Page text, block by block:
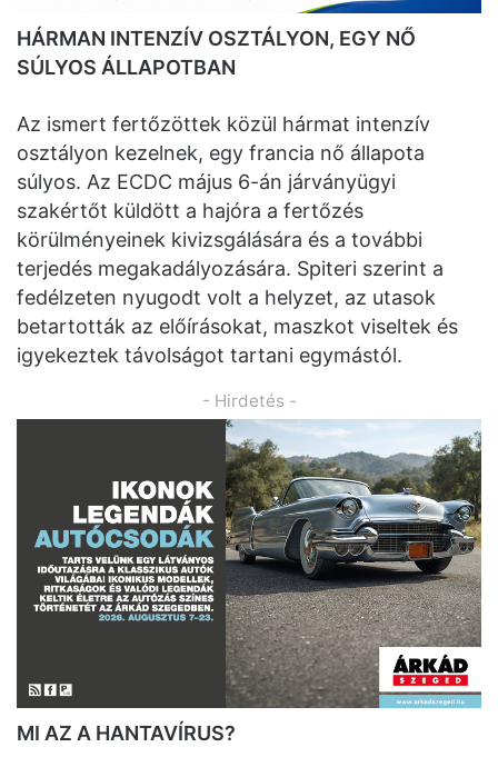
HÁRMAN INTENZÍV OSZTÁLYON, EGY NŐ
SÚLYOS ÁLLAPOTBAN
Az ismert fertőzöttek közül hármat intenzív
osztályon kezelnek, egy francia nő állapota
súlyos. Az ECDC május 6-án járványügyi
szakértőt küldött a hajóra a fertőzés
körülményeinek kivizsgálására és a további
terjedés megakadályozására. Spiteri szerint a
fedélzeten nyugodt volt a helyzet, az utasok
betartották az előírásokat, maszkot viseltek és
igyekeztek távolságot tartani egymástól.
- Hirdetés -
MI AZ A HANTAVÍRUS?